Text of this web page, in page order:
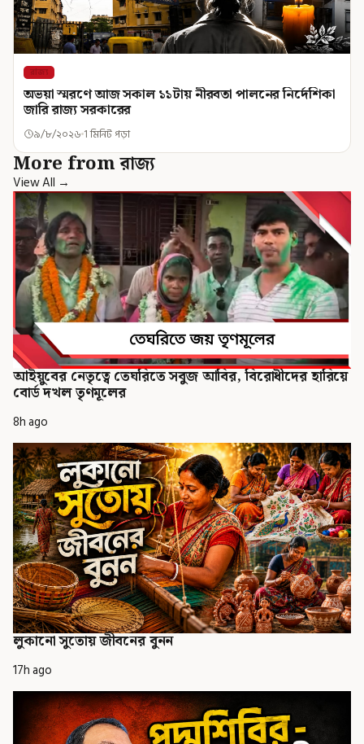
রাজ্য
অভয়া স্মরণে আজ সকাল ১১টায় নীরবতা পালনের নির্দেশিকা
জারি রাজ্য সরকারের
৯/৮/২০২৬ 1 মিনিট পড়া
More from রাজ্য
View All →
আইয়ুবের নেতৃত্বে তেঘরিতে সবুজ আবির, বিরোধীদের হারিয়ে
বোর্ড দখল তৃণমূলের
8h ago
লুকানো সুতোয় জীবনের বুনন
17h ago